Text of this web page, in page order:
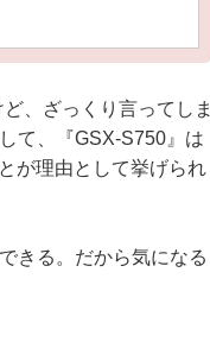
、ざっくり言ってしま
て、『GSX-S750』は
が理由として挙げられ
きる。だから気になる